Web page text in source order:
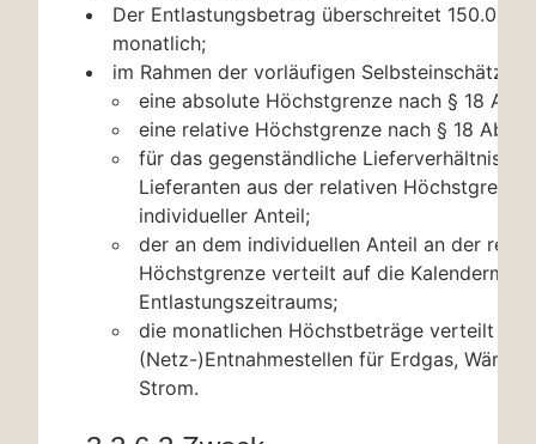
Der Entlastungsbetrag überschreitet 150.000
monatlich;
im Rahmen der vorläufigen
eine absolute Höchstgrenze nach § 18 Abs.
eine relative Höchstgrenze nach § 18 Abs.
für das gegenständliche Lieferverhältnis
Lieferanten aus der relativen Höchstgrenze
individueller Anteil;
der an dem individuellen Anteil an der
Höchstgrenze verteilt auf die
Entlastungszeitraums;
die monatlichen Höchstbeträge verteilt auf
(Netz-)Entnahmestellen für Erdgas, Wärme
Strom.